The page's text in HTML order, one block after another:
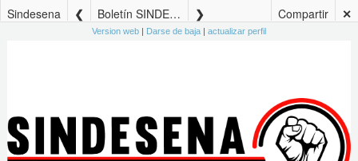
Sindesena Boletín SINDESENA Edición No. 110 – 9 de diciembre de 2022 ✕
Compartir